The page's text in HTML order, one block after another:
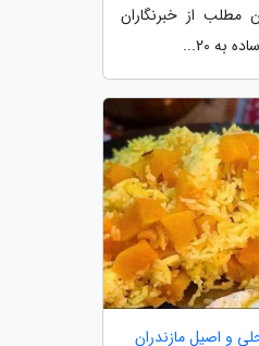
مطلب از خبرنگاران
به 20...
و اصیل مازندران